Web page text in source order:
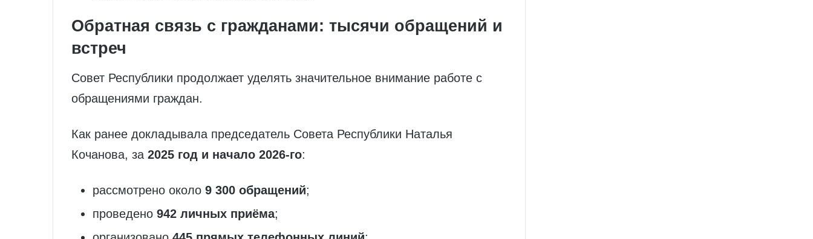
Обратная связь с гражданами: тысячи обращений и
встреч
Совет Республики продолжает уделять значительное внимание работе с
обращениями граждан.
Как ранее докладывала председатель Совета Республики Наталья
Кочанова, за 2025 год и начало 2026-го:
рассмотрено около 9 300 обращений;
проведено 942 личных приёма;